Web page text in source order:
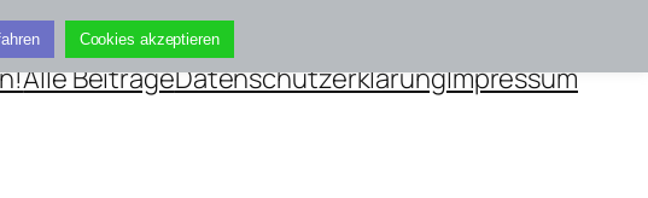
Alle BeiträgeDatenschutzerklärungImpressum
Cookies akzeptieren